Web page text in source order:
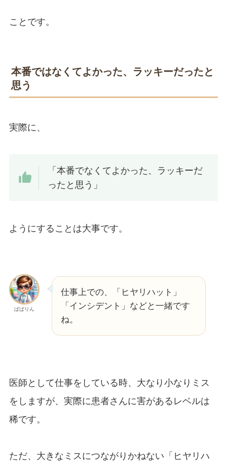
ことです。
本番ではなくてよかった、ラッキーだったと
思う
実際に、
「本番でなくてよかった、ラッキーだ
ったと思う」
ようにすることは大事です。
ぱぱりん
仕事上での、「ヒヤリハット」
「インシデント」などと一緒です
ね。
医師として仕事をしている時、大なり小なりミス
をしますが、実際に患者さんに害があるレベルは
稀です。
ただ、大きなミスにつながりかねない「ヒヤリハ